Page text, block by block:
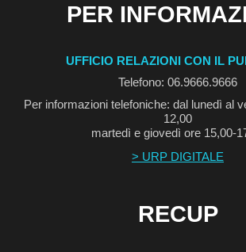
PER
UFFICIO RELAZIONI CON IL
Telefono: 06.9666.9666
Per informazioni telefoniche: dal lunedì al
12,00
martedì e giovedì ore 15,00-
> URP DIGITALE
RECUP